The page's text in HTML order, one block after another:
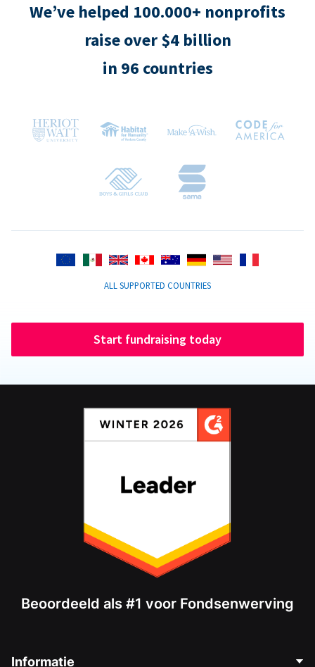
We’ve helped 100.000+ nonprofits
raise over $4 billion
in 96 countries
ALL SUPPORTED COUNTRIES
Start fundraising today
Beoordeeld als #1 voor Fondsenwerving
Informatie